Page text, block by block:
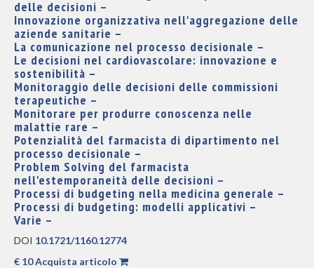
delle decisioni –
Innovazione organizzativa nell'aggregazione delle
aziende sanitarie –
La comunicazione nel processo decisionale –
Le decisioni nel cardiovascolare: innovazione e
sostenibilità –
Monitoraggio delle decisioni delle commissioni
terapeutiche –
Monitorare per produrre conoscenza nelle
malattie rare –
Potenzialità del farmacista di dipartimento nel
processo decisionale –
Problem Solving del farmacista
nell'estemporaneità delle decisioni –
Processi di budgeting nella medicina generale –
Processi di budgeting: modelli applicativi –
Varie –
DOI 10.1721/1160.12774
€ 10 Acquista articolo